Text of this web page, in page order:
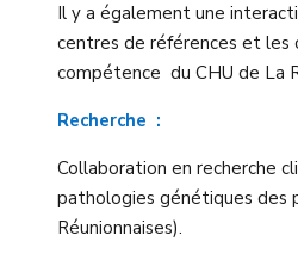
Il y a également une
centres de références et les
compétence du CHU de La
Recherche :
Collaboration en recherche
pathologies génétiques des
Réunionnaises).